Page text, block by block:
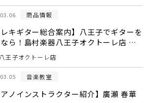
商品情報
レキギター総合案内】八王子でギターを
ら！島村楽器八王子オクトーレ店 売
インナップのご紹介
八王子オクトーレ店
音楽教室
アノインストラクター紹介】廣瀬 春華